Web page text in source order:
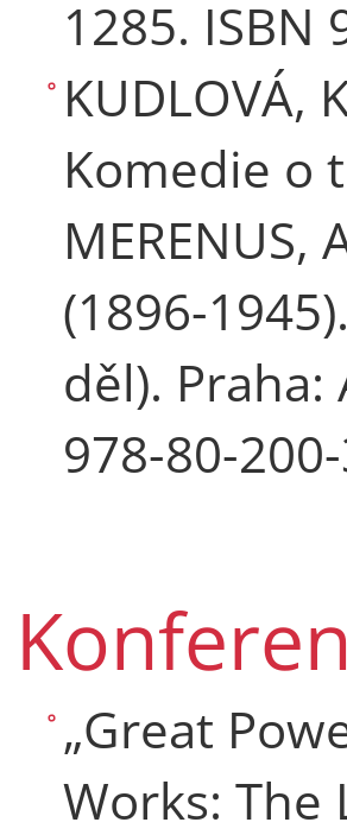
1285. ISBN
KUDLOVÁ,
Komedie o
(1896-
děl). Praha:
978-80-
„Great
Works: The